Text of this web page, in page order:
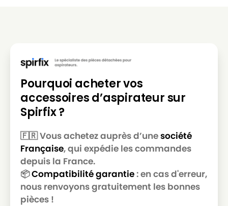
MIELE ALLERGY CONTROL PL
MIELE ALLERGY CONTROL PLUS
MIELE
MIELE ALLERGY CONTROL PLUSS500
MIELE
MIELE ALLERGY CONTROL PLUSS600
MIELE
MIELE ALLERGY CONTROL S300
MIELE
MIELE ALLERGY CONTROL S400
MIELE
MIELE ALLERGY CONTROL S5381
MIELE
MIELE ALLERGY CONTROL S600
Pourquoi acheter vos
accessoires d’aspirateur sur
Spirfix ?
🇫🇷 Vous achetez auprès d’unesociété
Française, qui expédie les commandes
depuis la France.
📦Compatibilité garantie: en cas d'erreur,
nous renvoyons gratuitement les bonnes
pièces !